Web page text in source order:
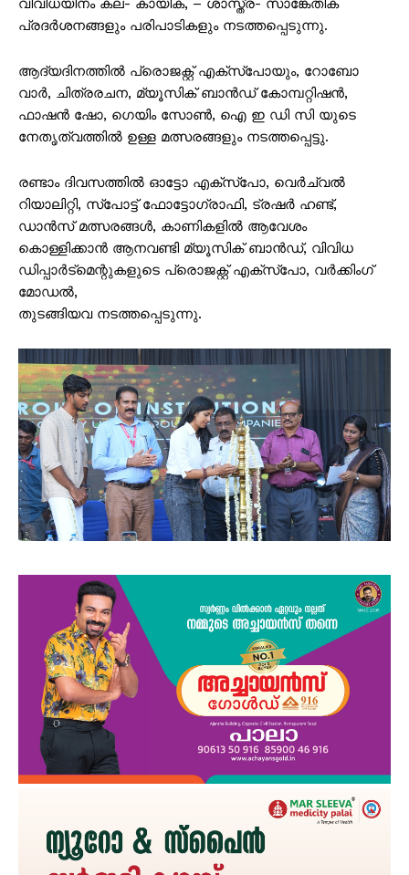
വിവിധയിനം കല- കായിക, – ശാസ്ത്ര- സാങ്കേതിക
പ്രദർശനങ്ങളും പരിപാടികളും നടത്തപ്പെടുന്നു.
ആദ്യദിനത്തിൽ പ്രൊജക്റ്റ് എക്സ്പോയും, റോബോ
വാർ, ചിത്രരചന, മ്യൂസിക് ബാൻഡ് കോമ്പറ്റിഷൻ,
ഫാഷൻ ഷോ, ഗെയിം സോൺ, ഐ ഇ ഡി സി യുടെ
നേതൃത്വത്തിൽ ഉള്ള മത്സരങ്ങളും നടത്തപ്പെട്ടു.
രണ്ടാം ദിവസത്തിൽ ഓട്ടോ എക്സ്പോ, വെർച്വൽ
റിയാലിറ്റി, സ്പോട്ട് ഫോട്ടോഗ്രാഫി, ട്രഷർ ഹണ്ട്,
ഡാൻസ് മത്സരങ്ങൾ, കാണികളിൽ ആവേശം
കൊള്ളിക്കാൻ ആനവണ്ടി മ്യൂസിക് ബാൻഡ്, വിവിധ
ഡിപ്പാർട്മെന്റുകളുടെ പ്രൊജക്റ്റ്‌ എക്സ്പോ, വർക്കിംഗ്‌
മോഡൽ,
തുടങ്ങിയവ നടത്തപ്പെടുന്നു.